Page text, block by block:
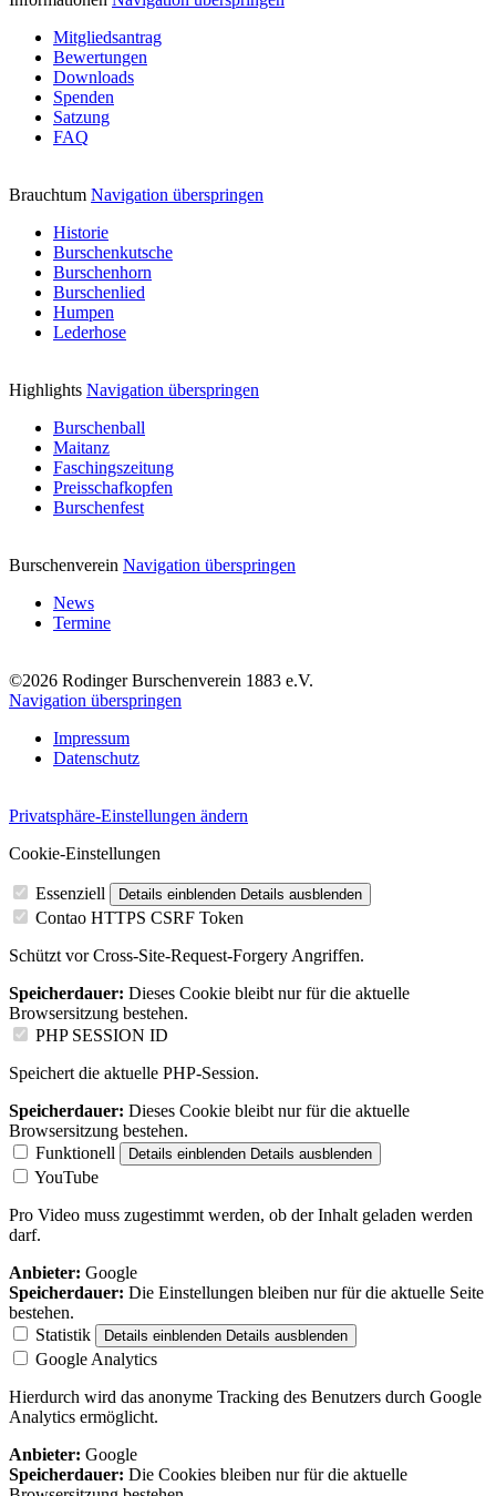
Mitgliedsantrag
Bewertungen
Downloads
Spenden
Satzung
FAQ
Brauchtum Navigation überspringen
Historie
Burschenkutsche
Burschenhorn
Burschenlied
Humpen
Lederhose
Highlights Navigation überspringen
Burschenball
Maitanz
Faschingszeitung
Preisschafkopfen
Burschenfest
Burschenverein Navigation überspringen
News
Termine
©2026 Rodinger Burschenverein 1883 e.V.
Navigation überspringen
Impressum
Datenschutz
Privatsphäre-Einstellungen ändern
Cookie-Einstellungen
Essenziell Details einblenden Details ausblenden
Contao HTTPS CSRF Token
Schützt vor Cross-Site-Request-Forgery Angriffen.
Speicherdauer: Dieses Cookie bleibt nur für die aktuelle
Browsersitzung bestehen.
PHP SESSION ID
Speichert die aktuelle PHP-Session.
Speicherdauer: Dieses Cookie bleibt nur für die aktuelle
Browsersitzung bestehen.
Funktionell
Details einblenden Details ausblenden
YouTube
Pro Video muss zugestimmt werden, ob der Inhalt geladen werden
darf.
Anbieter: Google
Speicherdauer: Die Einstellungen bleiben nur für die aktuelle Seite
bestehen.
Statistik
Details einblenden Details ausblenden
Google Analytics
Hierdurch wird das anonyme Tracking des Benutzers durch Google
Analytics ermöglicht.
Anbieter: Google
Speicherdauer: Die Cookies bleiben nur für die aktuelle